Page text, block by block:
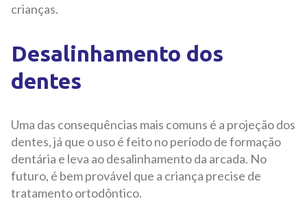
crianças.
Desalinhamento dos
dentes
Uma das consequências mais comuns é a projeção dos
dentes, já que o uso é feito no período de formação
dentária e leva ao desalinhamento da arcada. No
futuro, é bem provável que a criança precise de
tratamento ortodôntico.